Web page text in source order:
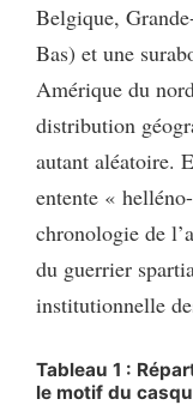
Belgique,
Bas) et une
Amérique du
distribution
autant aléatoire.
entente «
chronologie de
du guerrier
institutionnelle
Tableau 1 :
le motif du